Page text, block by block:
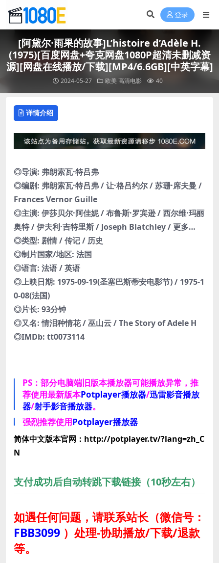
登录
[阿黛尔·雨果的故事]L’histoire d’Adèle H.
(1975)[百度网盘+夸克网盘1080P超清未删减资
源][网盘在线播放/下载][MP4/6.6GB][中英字幕]
2024-05-27 欧美 高清电影 40
详情介绍
◎导演: 弗朗索瓦·特吕弗
◎编剧: 弗朗索瓦·特吕弗 / 让·格吕约尔 / 苏珊·席夫曼 /
Frances Vernor Guille
◎主演: 伊莎贝尔·阿佳妮 / 布鲁斯·罗宾逊 / 西尔维·玛丽
奥特 / 伊夫利·吉特里斯 / Joseph Blatchley / 更多…
◎类型: 剧情 / 传记 / 历史
◎制片国家/地区: 法国
◎语言: 法语 / 英语
◎上映日期: 1975-09-19(圣塞巴斯蒂安电影节) / 1975-1
0-08(法国)
◎片长: 93分钟
◎又名: 情泪种情花 / 巫山云 / The Story of Adele H
◎IMDb: tt0073114
PS：部分电脑端旧版本播放器可能播放异常，推
荐使用最新版本Potplayer播放器/迅雷影音播放
器/射手影音播放器。
强烈推荐使用Potplayer播放器
简体中文版本官网：http://potplayer.tv/?lang=zh_C
N
支付成功后自动转跳下载链接（10秒左右）
如遇任何问题，请联系站长（微信号：
FBB3099 ） 处理-协助播放/下载/退款
等。